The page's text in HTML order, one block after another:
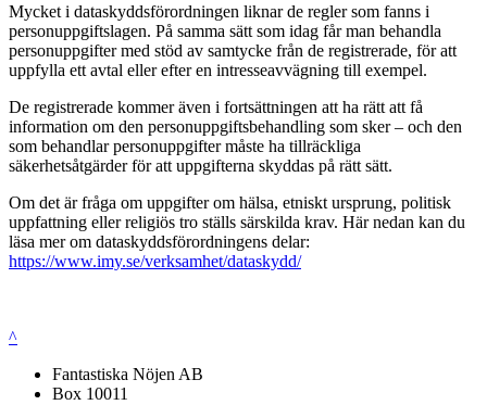
Mycket i dataskyddsförordningen liknar de regler som fanns i
personuppgiftslagen. På samma sätt som idag får man behandla
personuppgifter med stöd av samtycke från de registrerade, för att
uppfylla ett avtal eller efter en intresseavvägning till exempel.
De registrerade kommer även i fortsättningen att ha rätt att få
information om den personuppgiftsbehandling som sker – och den
som behandlar personuppgifter måste ha tillräckliga
säkerhetsåtgärder för att uppgifterna skyddas på rätt sätt.
Om det är fråga om uppgifter om hälsa, etniskt ursprung, politisk
uppfattning eller religiös tro ställs särskilda krav. Här nedan kan du
läsa mer om dataskyddsförordningens delar:
https://www.imy.se/verksamhet/dataskydd/
^
Fantastiska Nöjen AB
Box 10011